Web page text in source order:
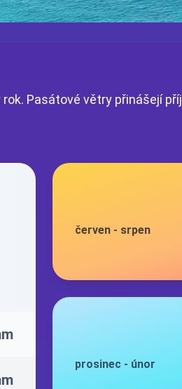
Pasátové větry přinášejí
červen - srpen
prosinec - únor